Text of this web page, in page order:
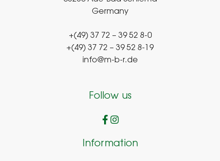
Germany
+(49) 37 72 – 39 52 8-0
+(49) 37 72 – 39 52 8-19
info@m-b-r.de
Follow us
Information